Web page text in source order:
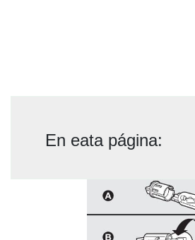
En eata página: